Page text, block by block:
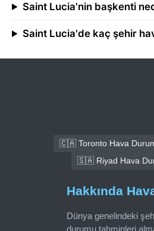
Saint Lucia'nin başkenti
Saint Lucia'de kaç şehir
🇨🇦 Toronto Hava
🇸🇦 Riyad Hava
Hakkında
Dünya genelindeki
durumu tahminleri